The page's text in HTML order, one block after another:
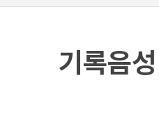
기록음성